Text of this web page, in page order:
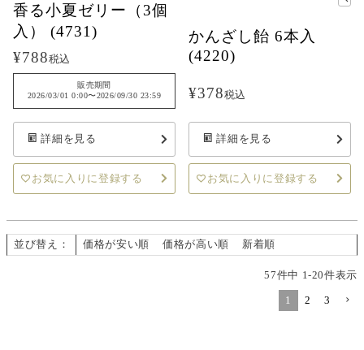
香る小夏ゼリー（3個
入） (4731)
¥788税込
販売期間
2026/03/01 0:00〜2026/09/30 23:59
詳細を見る
お気に入りに登録する
かんざし飴 6本入
(4220)
¥378税込
詳細を見る
お気に入りに登録する
並び替え 価格が安い順 価格が高い順 新着順
57件中 1-20件表示
1 2 3